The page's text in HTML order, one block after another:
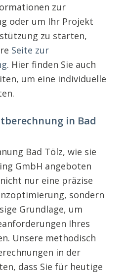
zur
oder um Ihr Projekt
zu starten,
Seite zur
. Hier finden Sie auch
um eine individuelle
in Bad
Bad Tölz, wie sie
GmbH angeboten
nur eine präzise
sondern
Grundlage, um
Ihres
Unsere methodisch
in der
dass Sie für heutige